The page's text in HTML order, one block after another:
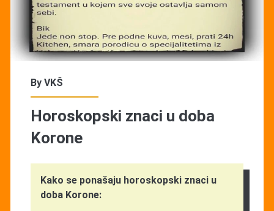
By VKŠ
Horoskopski znaci u doba
Korone
Kako se ponašaju horoskopski znaci u
doba Korone: